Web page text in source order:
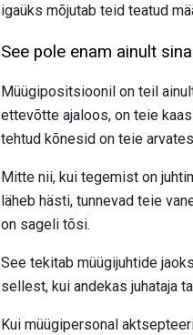
igaüks mõjutab teid teatud
See pole enam ainult sina
Müügipositsioonil on teil
ettevõtte ajaloos, on teie
tehtud kõnesid on teie
Mitte nii, kui tegemist on
läheb hästi, tunnevad teie
on sageli tõsi.
See tekitab müügijuhtide
sellest, kui andekas juhataja
Kui müügipersonal